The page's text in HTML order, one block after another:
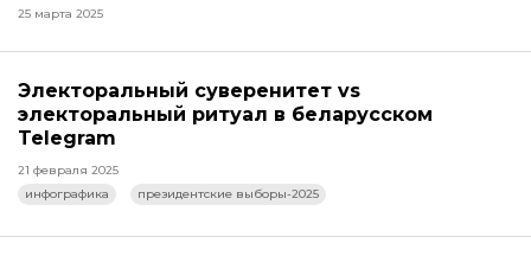
25 марта 2025
Электоральный суверенитет vs
электоральный ритуал в беларусском
Telegram
21 февраля 2025
инфографика
президентские выборы-2025